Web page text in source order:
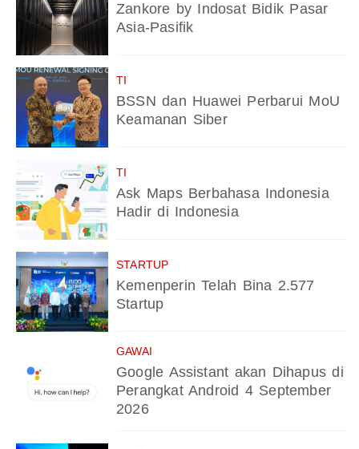
Zankore by Indosat Bidik Pasar
Asia-Pasifik
TI
BSSN dan Huawei Perbarui MoU
Keamanan Siber
TI
Ask Maps Berbahasa Indonesia
Hadir di Indonesia
STARTUP
Kemenperin Telah Bina 2.577
Startup
GAWAI
Google Assistant akan Dihapus di
Perangkat Android 4 September
2026